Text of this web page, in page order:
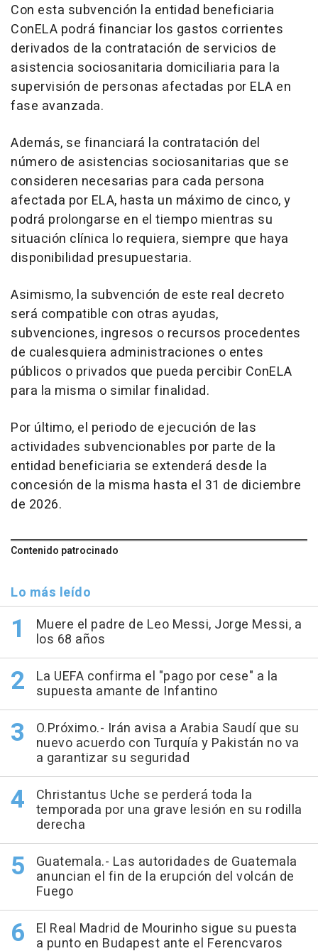
Con esta subvención la entidad beneficiaria
ConELA podrá financiar los gastos corrientes
derivados de la contratación de servicios de
asistencia sociosanitaria domiciliaria para la
supervisión de personas afectadas por ELA en
fase avanzada.
Además, se financiará la contratación del
número de asistencias sociosanitarias que se
consideren necesarias para cada persona
afectada por ELA, hasta un máximo de cinco, y
podrá prolongarse en el tiempo mientras su
situación clínica lo requiera, siempre que haya
disponibilidad presupuestaria.
Asimismo, la subvención de este real decreto
será compatible con otras ayudas,
subvenciones, ingresos o recursos procedentes
de cualesquiera administraciones o entes
públicos o privados que pueda percibir ConELA
para la misma o similar finalidad.
Por último, el periodo de ejecución de las
actividades subvencionables por parte de la
entidad beneficiaria se extenderá desde la
concesión de la misma hasta el 31 de diciembre
de 2026.
Contenido patrocinado
Lo más leído
Muere el padre de Leo Messi, Jorge Messi, a
los 68 años
La UEFA confirma el "pago por cese" a la
supuesta amante de Infantino
O.Próximo.- Irán avisa a Arabia Saudí que su
nuevo acuerdo con Turquía y Pakistán no va
a garantizar su seguridad
Christantus Uche se perderá toda la
temporada por una grave lesión en su rodilla
derecha
Guatemala.- Las autoridades de Guatemala
anuncian el fin de la erupción del volcán de
Fuego
El Real Madrid de Mourinho sigue su puesta
a punto en Budapest ante el Ferencvaros